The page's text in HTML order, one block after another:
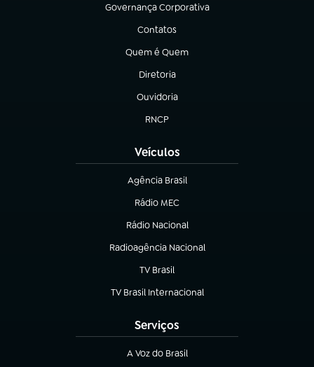
Governança Corporativa
(abre em nova aba)
Contatos
(abre em nova aba)
Quem é Quem
(abre em nova aba)
Diretoria
(abre em nova aba)
Ouvidoria
(abre em nova aba)
RNCP
(abre em nova aba)
Veículos
Agência Brasil
(abre em nova aba)
Rádio MEC
Rádio Nacional
(abre em nova aba)
Radioagência Nacional
(abre em nova aba)
TV Brasil
(abre em nova aba)
TV Brasil Internacional
(abre em nova aba)
Serviços
A Voz do Brasil
(abre em nova aba)